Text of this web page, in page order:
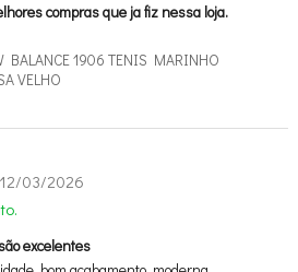
compras que ja fiz nessa loja.
1906 TENIS MARINHO
VELHO
12/03/2026
excelentes